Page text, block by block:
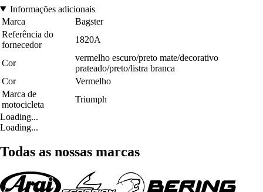
Informações adicionais
Marca
Bagster
Referência do
fornecedor
1820A
Cor
vermelho escuro/preto mate/decorativo
prateado/preto/listra branca
Cor
Vermelho
Marca de
motocicleta
Triumph
Loading...
Loading...
Todas as nossas marcas